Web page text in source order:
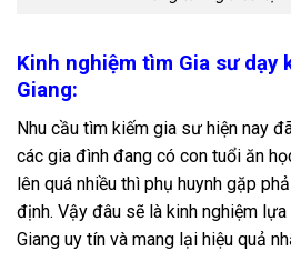
Kinh nghiệm tìm Gia sư dạy
Giang:
Nhu cầu tìm kiếm gia sư hiện nay
các gia đình đang có con tuổi ăn
lên quá nhiều thì phụ huynh gặp
định. Vậy đâu sẽ là kinh nghiệm
Giang uy tín và mang lại hiệu quả